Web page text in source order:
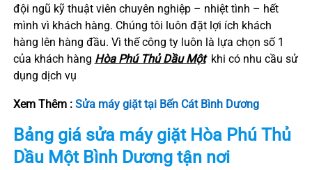
đội ngũ kỹ thuật viên chuyên nghiệp – nhiệt tình – hết
mình vì khách hàng. Chúng tôi luôn đặt lợi ích khách
hàng lên hàng đầu. Vì thế công ty luôn là lựa chọn số 1
của khách hàng Hòa Phú Thủ Dầu Mộtkhi có nhu cầu sử
dụng dịch vụ
Xem Thêm : Sửa máy giặt tại Bến Cát Bình Dương
Bảng giá sửa máy giặt Hòa Phú Thủ
Dầu Một Bình Dương tận nơi